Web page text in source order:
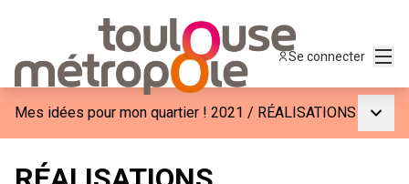
Se connecter
Mes idées pour mon quartier ! 2021 / RÉALISATIONS